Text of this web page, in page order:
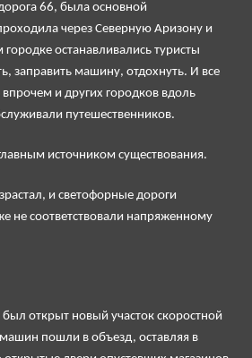
66, была основной
через Северную Аризону и
останавливались туристы
заправить машину, отдохнуть. И все
и других городков вдоль
путешественников.
источником существования.
и светофорные дороги
не соответствовали напряженному
открыт новый участок скоростной
пошли в объезд, оставляя в